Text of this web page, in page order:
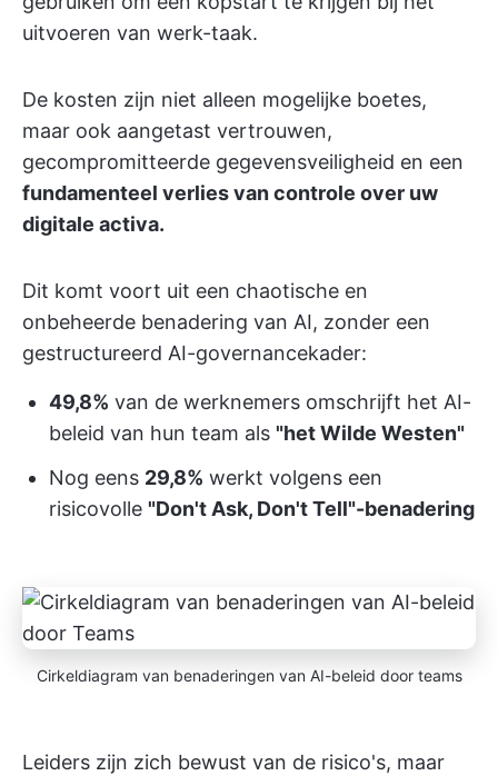
uitvoeren van werk-taak.
De kosten zijn niet alleen mogelijke boetes,
maar ook aangetast vertrouwen,
gecompromitteerde gegevensveiligheid en een
fundamenteel verlies van controle over uw
digitale activa.
Dit komt voort uit een chaotische en
onbeheerde benadering van AI, zonder een
gestructureerd AI-governancekader:
49,8% van de werknemers omschrijft het AI-
beleid van hun team als "het Wilde Westen"
Nog eens 29,8% werkt volgens een
risicovolle "Don't Ask, Don't Tell"-benadering
Cirkeldiagram van benaderingen van AI-beleid door teams
Leiders zijn zich bewust van de risico's, maar